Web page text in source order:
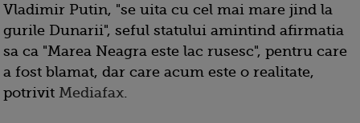
Vladimir Putin, "se uita cu cel mai mare jind la
gurile Dunarii", seful statului amintind afirmatia
sa ca "Marea Neagra este lac rusesc", pentru care
a fost blamat, dar care acum este o realitate,
potrivit Mediafax